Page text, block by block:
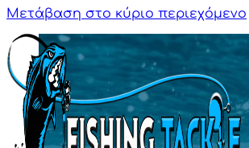
Μετάβαση στο κύριο περιεχόμενο